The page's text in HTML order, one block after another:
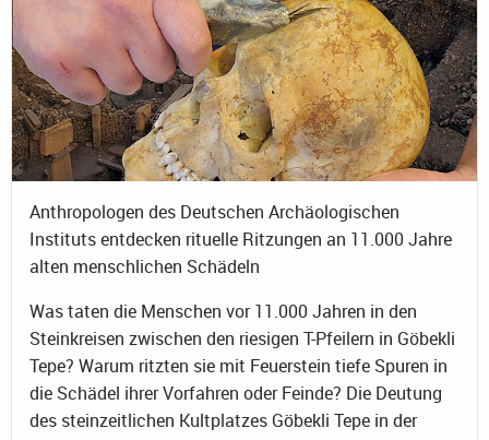
Anthropologen des Deutschen Archäologischen
Instituts entdecken rituelle Ritzungen an 11.000 Jahre
alten menschlichen Schädeln
Was taten die Menschen vor 11.000 Jahren in den
Steinkreisen zwischen den riesigen T-Pfeilern in Göbekli
Tepe? Warum ritzten sie mit Feuerstein tiefe Spuren in
die Schädel ihrer Vorfahren oder Feinde? Die Deutung
des steinzeitlichen Kultplatzes Göbekli Tepe in der